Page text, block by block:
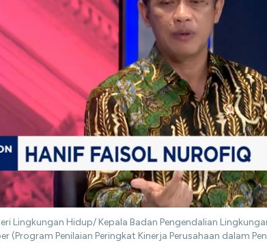
Lingkungan Hidup/ Kepala Badan Pengendalian
(Program Penilaian Peringkat Kinerja Perusahaan dalam